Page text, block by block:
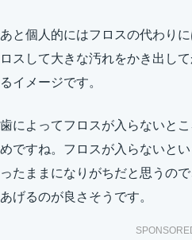
あと個人的にはフロスの代わり
ロスして大きな汚れをかき出し
るイメージです。
歯によってフロスが入らないと
めですね。フロスが入らないと
ったままになりがちだと思うの
あげるのが良さそうです。